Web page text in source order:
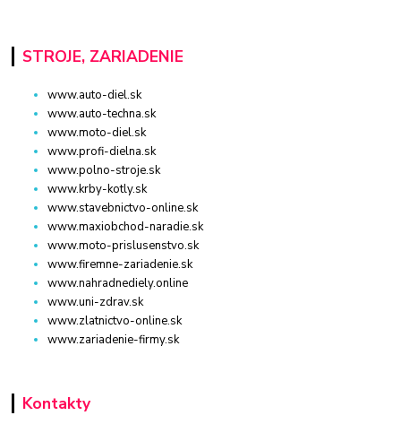
STROJE, ZARIADENIE
www.auto-diel.sk
www.auto-techna.sk
www.moto-diel.sk
www.profi-dielna.sk
www.polno-stroje.sk
www.krby-kotly.sk
www.stavebnictvo-online.sk
www.maxiobchod-naradie.sk
www.moto-prislusenstvo.sk
www.firemne-zariadenie.sk
www.nahradnediely.online
www.uni-zdrav.sk
www.zlatnictvo-online.sk
www.zariadenie-firmy.sk
Kontakty